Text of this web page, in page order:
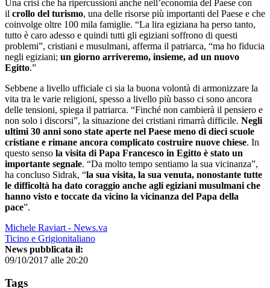
Una crisi che ha ripercussioni anche nell’economia del Paese con
il crollo del turismo, una delle risorse più importanti del Paese e che
coinvolge oltre 100 mila famiglie. “La lira egiziana ha perso tanto,
tutto è caro adesso e quindi tutti gli egiziani soffrono di questi
problemi”, cristiani e musulmani, afferma il patriarca, “ma ho fiducia
negli egiziani; un giorno arriveremo, insieme, ad un nuovo
Egitto.”
Sebbene a livello ufficiale ci sia la buona volontà di armonizzare la
vita tra le varie religioni, spesso a livello più basso ci sono ancora
delle tensioni, spiega il patriarca. “Finché non cambierà il pensiero e
non solo i discorsi”, la situazione dei cristiani rimarrà difficile. Negli
ultimi 30 anni sono state aperte nel Paese meno di dieci scuole
cristiane e rimane ancora complicato costruire nuove chiese. In
questo senso la visita di Papa Francesco in Egitto è stato un
importante segnale. “Da molto tempo sentiamo la sua vicinanza”,
ha concluso Sidrak, “la sua visita, la sua venuta, nonostante tutte
le difficoltà ha dato coraggio anche agli egiziani musulmani che
hanno visto e toccate da vicino la vicinanza del Papa della
pace”.
Michele Raviart - News.va
Ticino e Grigionitaliano
News pubblicata il:
09/10/2017 alle 20:20
Tags